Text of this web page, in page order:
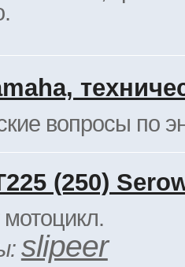
вопросы по
(250)
мотоцикл.
slipeer